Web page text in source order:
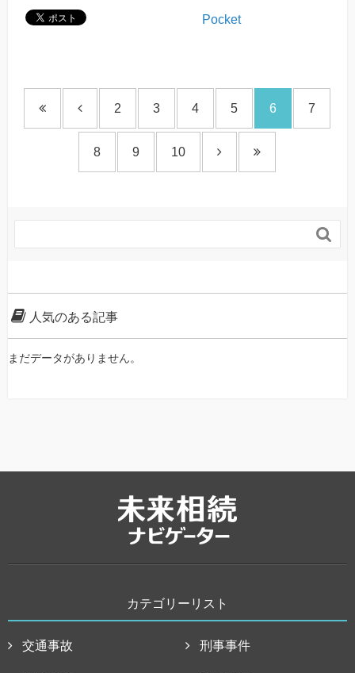
Pocket
2 3 4 5 6 7
8 9 10

人気のある記事
まだデータがありません。
カテゴリーリスト
交通事故 刑事事件